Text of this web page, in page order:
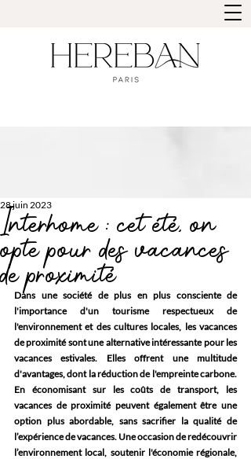
Interhome : cet été, on
opte pour des vacances
de proximité
28 juin 2023
Dans une société de plus en plus consciente de
l'importance d'un tourisme respectueux de
l'environnement et des cultures locales, les vacances
de proximité sont une alternative intéressante pour les
vacances estivales. Elles offrent une multitude
d'avantages, dont la réduction de l'empreinte carbone.
En économisant sur les coûts de transport, les
vacances de proximité peuvent également être une
option plus abordable, sans sacrifier la qualité de
l’expérience de vacances. Une occasion de redécouvrir
l’environnement local, soutenir l'économie régionale,